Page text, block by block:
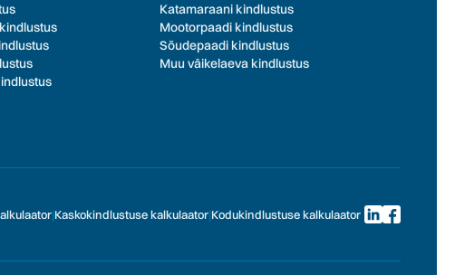
Katamaraani kindlustus
Mootorpaadi kindlustus
Sõudepaadi kindlustus
Muu väikelaeva kindlustus
|Kaskokindlustuse kalkulaator|Kodukindlustuse kalkulaator